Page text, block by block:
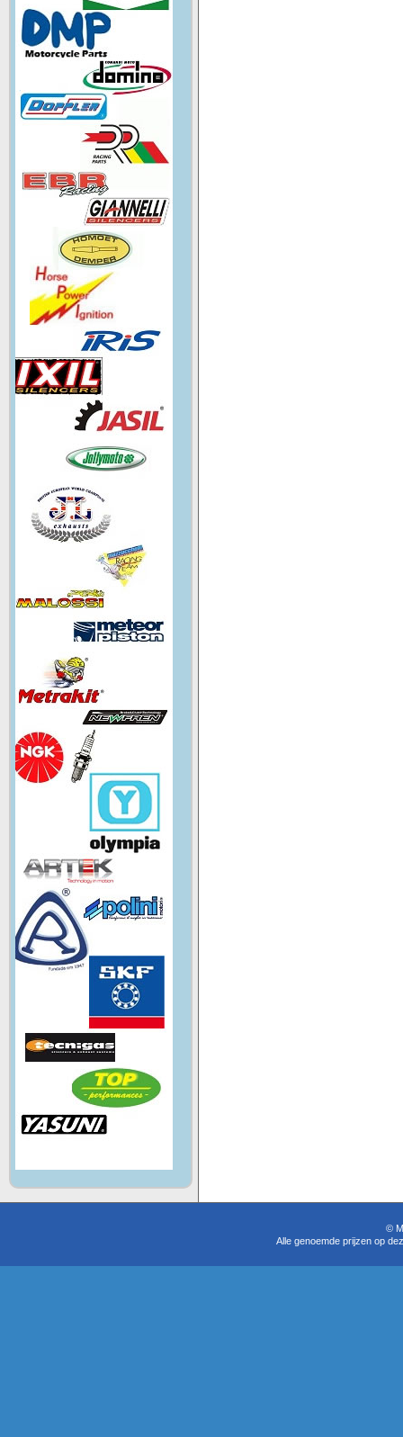
©
Alle genoemde prijzen op